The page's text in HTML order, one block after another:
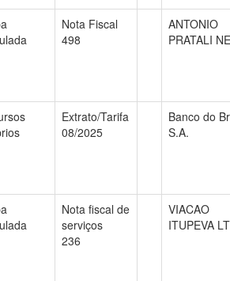
Nota Fiscal
498
ANTONIO
PRATALI
Extrato/Tarifa
08/2025
Banco do
S.A.
Nota fiscal de
serviços
236
VIACAO
ITUPEVA